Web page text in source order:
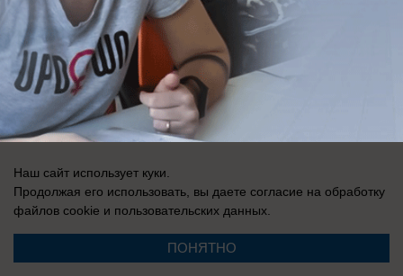
Наш сайт использует куки.
Продолжая его использовать, вы даете согласие на обработку
файлов cookie и пользовательских данных.
ПОНЯТНО